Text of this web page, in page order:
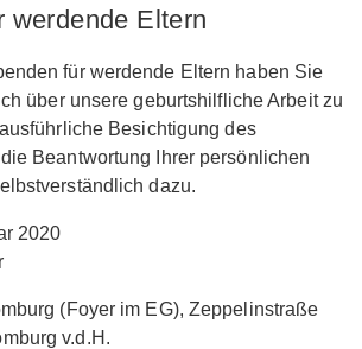
werdende Eltern
für werdende Eltern haben Sie
über unsere geburtshilfliche Arbeit zu
Besichtigung des
Beantwortung Ihrer persönlichen
dazu.
2020
(Foyer im EG), Zeppelinstraße
v.d.H.